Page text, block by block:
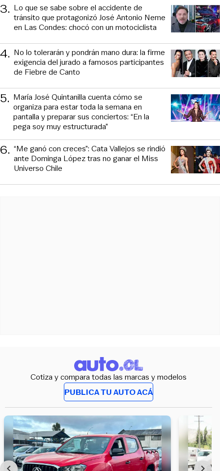
3. Lo que se sabe sobre el accidente de
tránsito que protagonizó José Antonio Neme
en Las Condes: chocó con un motociclista
4. No lo tolerarán y pondrán mano dura: la firme
exigencia del jurado a famosos participantes
de Fiebre de Canto
5. María José Quintanilla cuenta cómo se
organiza para estar toda la semana en
pantalla y preparar sus conciertos: “En la
pega soy muy estructurada”
6. “Me ganó con creces”: Cata Vallejos se rindió
ante Dominga López tras no ganar el Miss
Universo Chile
Cotiza y compara todas las marcas y modelos
PUBLICA TU AUTO ACÁ